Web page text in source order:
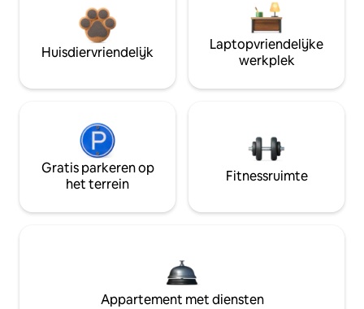
Huisdiervriendelijk
Laptopvriendelijke
werkplek
Gratis parkeren op
het terrein
Fitnessruimte
Appartement met diensten